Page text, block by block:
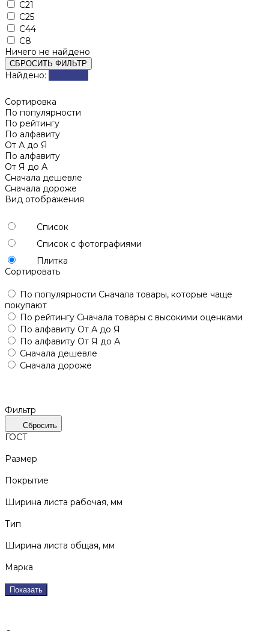
С21
С25
С44
С8
Ничего не найдено
СБРОСИТЬ ФИЛЬТР
Найдено:
Сортировка
По популярности
По рейтингу
По алфавиту
От А до Я
По алфавиту
От Я до А
Сначала дешевле
Сначала дороже
Вид отображения
Список
Список с фотографиями
Плитка
Сортировать
По популярности Сначала товары, которые чаще
покупают
По рейтингу Сначала товары с высокими оценками
По алфавиту От А до Я
По алфавиту От Я до А
Сначала дешевле
Сначала дороже
Фильтр
Сбросить
ГОСТ
Размер
Покрытие
Ширина листа рабочая, мм
Тип
Ширина листа общая, мм
Марка
Показать